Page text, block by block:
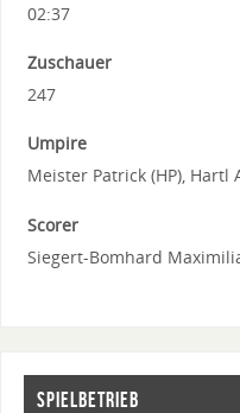
02:37
Zuschauer
247
Umpire
Meister Patrick (HP), Hartl
Scorer
Siegert-Bomhard
SPIELBETRIEB